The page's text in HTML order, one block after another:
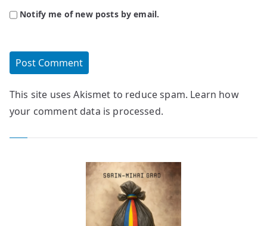
Notify me of new posts by email.
This site uses Akismet to reduce spam. Learn how
your comment data is processed.